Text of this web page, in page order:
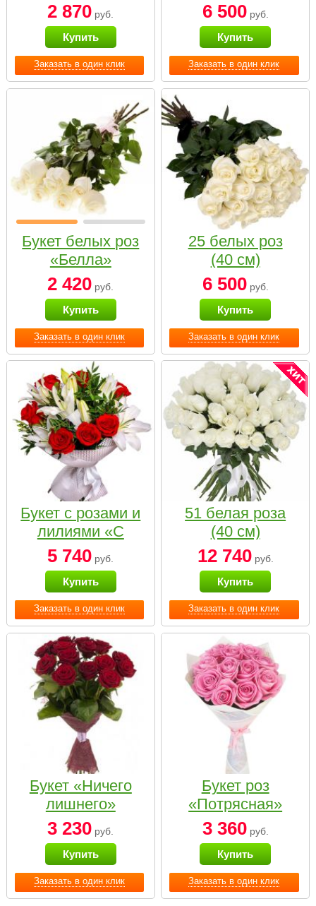
Заказать в один клик
2 870 руб.
Купить
Заказать в один клик
6 500руб.
Купить
Заказать в один клик
Букет белых роз
«Белла»
2 420 руб.
Купить
Заказать в один клик
25 белых роз
(40 см)
6 500руб.
Купить
Заказать в один клик
Букет с розами и
лилиями «С
наилучшими
пожеланиями»
5 740 руб.
Купить
Заказать в один клик
51 белая роза
(40 см)
12 740руб.
Купить
Заказать в один клик
Букет «Ничего
лишнего»
3 230 руб.
Купить
Заказать в один клик
Букет роз
«Потрясная»
3 360руб.
Купить